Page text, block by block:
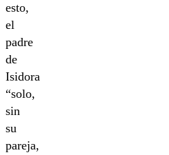
esto,
el
padre
de
Isidora
“solo,
sin
su
pareja,